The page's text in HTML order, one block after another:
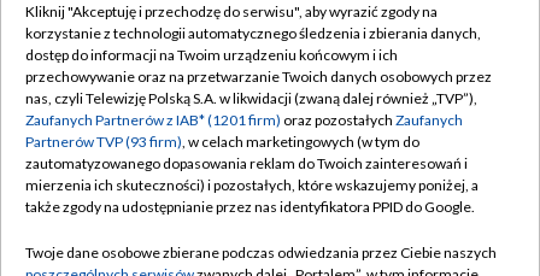
TVP
Abonament TVP
Emisja w TVP
Centrum informacji TVP
Naziemna Telewizja Cyfrowa
Rada Programowa
Regulamin TVP
Polityka prywatności
Moje zgody
Pomoc
Kliknij "Akceptuję i przechodzę do serwisu", aby wyrazić zgody na
korzystanie z technologii automatycznego śledzenia i zbierania danych,
dostęp do informacji na Twoim urządzeniu końcowym i ich
przechowywanie oraz na przetwarzanie Twoich danych osobowych przez
nas, czyli Telewizję Polską S.A. w likwidacji (zwaną dalej również „TVP”),
Zaufanych Partnerów z IAB* (1201 firm) oraz pozostałych Zaufanych
Partnerów TVP (93 firm), w celach marketingowych (w tym do
zautomatyzowanego dopasowania reklam do Twoich zainteresowań i
mierzenia ich skuteczności) i pozostałych, które wskazujemy poniżej, a
także zgody na udostępnianie przez nas identyfikatora PPID do Google.
Twoje dane osobowe zbierane podczas odwiedzania przez Ciebie naszych